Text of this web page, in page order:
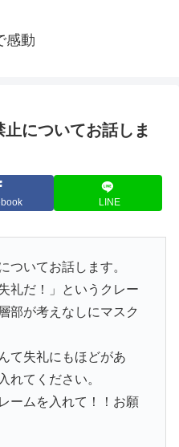
感動
についてお話しま
LINE
ついてお話します。
礼だ！」というクレー
部が考えなしにマスク
て失礼にもほどがあ
れてください。
ームを入れて！！お願